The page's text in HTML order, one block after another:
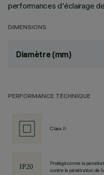
performances d'éclairage
DIMENSIONS
Diamètre (mm)
PERFORMANCE TECHNIQUE
Class II
Protégé contre la
contre la pénétration de